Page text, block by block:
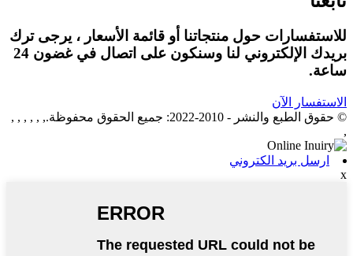
للاستفسارات حول منتجاتنا أو قائمة الأسعار ، يرجى ترك
بريدك الإلكتروني لنا وسنكون على اتصال في غضون 24
ساعة.
الاستفسار الآن
© حقوق الطبع والنشر - 2010-2022: جميع الحقوق محفوظة., , , , , ,
,
ارسل بريد الكتروني
x